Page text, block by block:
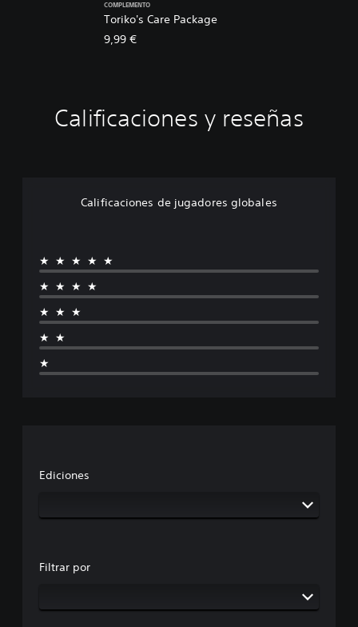
Toriko's Care Package
COMPLEMENTO
9,99 €
Calificaciones y reseñas
Calificaciones de jugadores globales
★★★★★
★★★★
★★★
★★
★
Ediciones
Filtrar por